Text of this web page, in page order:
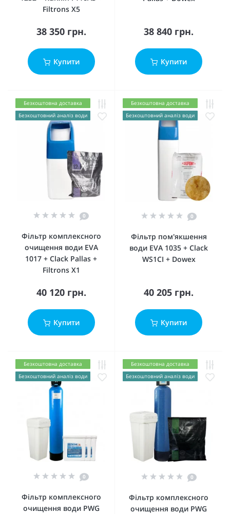
Filtrons X5
38 350 грн.
Купити
38 840 грн.
Купити
Безкоштовна доставка
Безкоштовний аналіз води
0
Фільтр комплексного
очищення води EVA
1017 + Clack Pallas +
Filtrons X1
40 120 грн.
Купити
Безкоштовна доставка
Безкоштовний аналіз води
0
Фільтр пом'якшення
води EVA 1035 + Clack
WS1CI + Dowex
40 205 грн.
Купити
Безкоштовна доставка
Безкоштовний аналіз води
0
Фільтр комплексного
очищення води PWG
Безкоштовна доставка
Безкоштовний аналіз води
0
Фільтр комплексного
очищення води PWG